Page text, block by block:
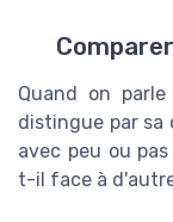
Quand on
distingue par sa
avec peu ou
t-il face à